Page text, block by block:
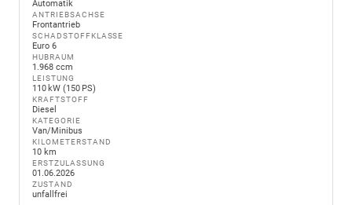
Automatik
ANTRIEBSACHSE
Frontantrieb
SCHADSTOFFKLASSE
Euro 6
HUBRAUM
1.968 ccm
LEISTUNG
110 kW (150 PS)
KRAFTSTOFF
Diesel
KATEGORIE
Van/Minibus
KILOMETERSTAND
10 km
ERSTZULASSUNG
01.06.2026
ZUSTAND
unfallfrei